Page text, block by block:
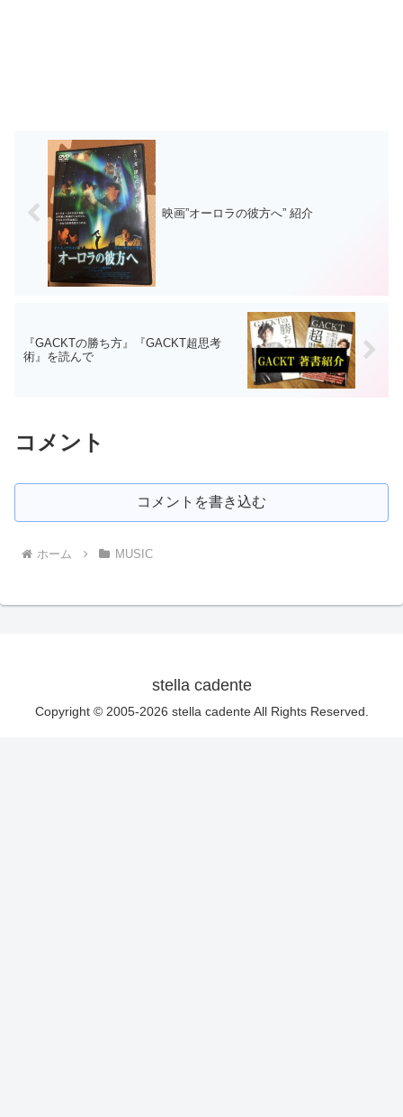
映画”オーロラの彼方へ” 紹介
『GACKTの勝ち方』『GACKT超思考
術』を読んで
コメント
コメントを書き込む
ホーム MUSIC
stella cadente
Copyright © 2005-2026 stella cadente All Rights Reserved.